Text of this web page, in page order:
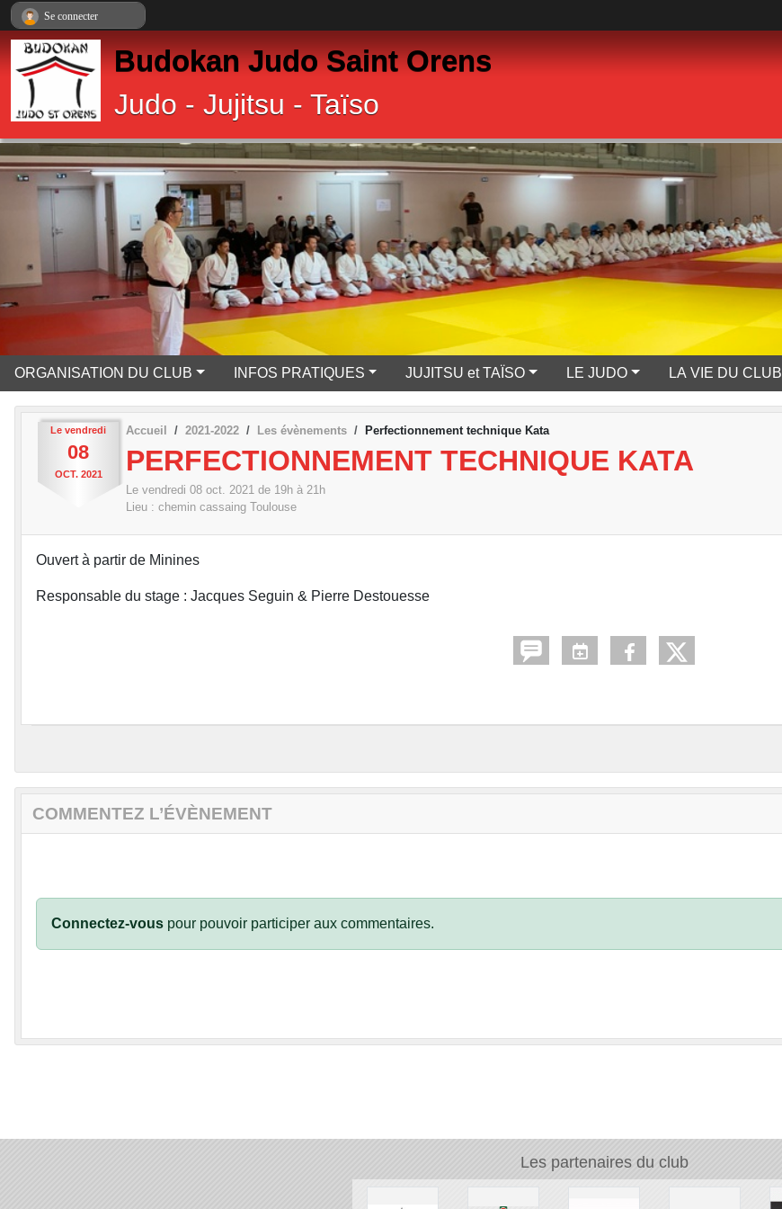
Budokan Judo Saint Orens
Judo - Jujitsu - Taïso
ORGANISATION DU CLUB INFOS PRATIQUES JUJITSU et TAÏSO LE JUDO LA VIE DU CLUB
Le vendredi
08
OCT. 2021
Accueil 2021-2022 Les évènements Perfectionnement technique Kata
PERFECTIONNEMENT TECHNIQUE KATA
Le vendredi 08 oct. 2021 de 19h à 21h
Lieu : chemin cassaing Toulouse
Ouvert à partir de Minines
Responsable du stage : Jacques Seguin & Pierre Destouesse
COMMENTEZ L’ÉVÈNEMENT
Connectez-vous pour pouvoir participer aux commentaires.
Les partenaires du club
Se connecter
Panneau de gestion des cookies